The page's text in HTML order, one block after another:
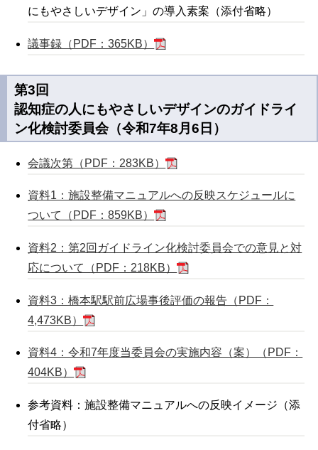
にもやさしいデザイン」の導入素案（添付省略）
議事録（PDF：365KB）
第3回
認知症の人にもやさしいデザインのガイドライ
ン化検討委員会（令和7年8月6日）
会議次第（PDF：283KB）
資料1：施設整備マニュアルへの反映スケジュールに
ついて（PDF：859KB）
資料2：第2回ガイドライン化検討委員会での意見と対
応について（PDF：218KB）
資料3：橋本駅駅前広場事後評価の報告（PDF：
4,473KB）
資料4：令和7年度当委員会の実施内容（案）（PDF：
404KB）
参考資料：施設整備マニュアルへの反映イメージ（添
付省略）